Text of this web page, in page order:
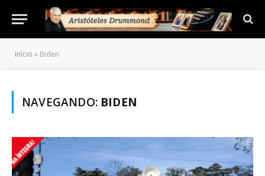
Início » Biden
NAVEGANDO: BIDEN